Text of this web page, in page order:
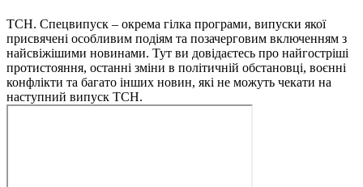
ТСН. Спецвипуск – окрема гілка програми, випуски якої
присвячені особливим подіям та позачерговим включенням з
найсвіжішими новинами. Тут ви довідаєтесь про найгостріші
протистояння, останні зміни в політичній обстановці, воєнні
конфлікти та багато інших новин, які не можуть чекати на
наступний випуск ТСН.